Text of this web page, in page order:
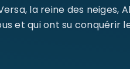
la reine des neiges,
et qui ont su conquérir